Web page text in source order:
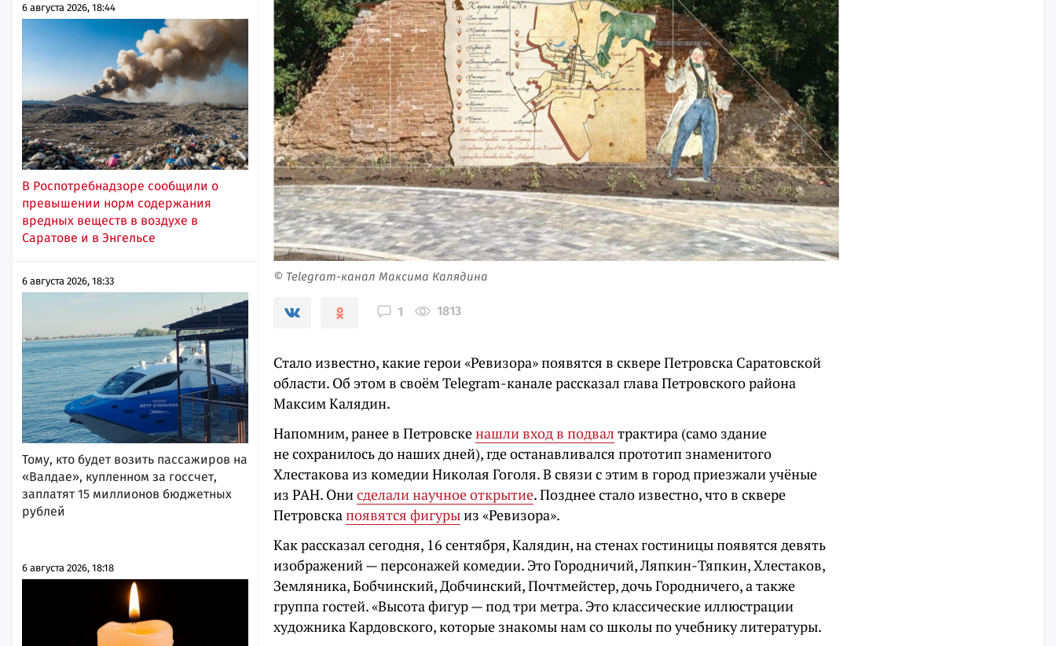
6 августа 2026, 18:44
В Роспотребнадзоре сообщили о
превышении норм содержания
вредных веществ в воздухе в
Саратове и в Энгельсе
6 августа 2026, 18:33
Тому, кто будет возить пассажиров на
«Валдае», купленном за госсчет,
заплатят 15 миллионов бюджетных
рублей
6 августа 2026, 18:18
© Telegram-канал Максима Калядина
1 1813
Стало известно, какие герои «Ревизора» появятся в сквере Петровска Саратовской
области. Об этом в своём Telegram-канале рассказал глава Петровского района
Максим Калядин.
Напомним, ранее в Петровскенашли вход в подвал трактира (само здание
не сохранилось до наших дней), где останавливался прототип знаменитого
Хлестакова из комедии Николая Гоголя. В связи с этим в город приезжали учёные
из РАН. Онисделали научное открытие. Позднее стало известно, что в сквере
Петровскапоявятся фигурыиз «Ревизора».
Как рассказал сегодня, 16 сентября, Калядин, на стенах гостиницы появятся девять
изображений — персонажей комедии. Это Городничий, Ляпкин-Тяпкин, Хлестаков,
Земляника, Бобчинский, Добчинский, Почтмейстер, дочь Городничего, а также
группа гостей. «Высота фигур — под три метра. Это классические иллюстрации
художника Кардовского, которые знакомы нам со школы по учебнику литературы.